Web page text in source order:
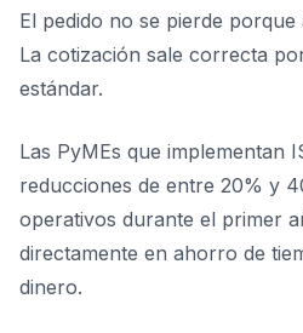
El pedido no se pierde
La cotización sale correcta
estándar.
Las PyMEs que implementan
reducciones de entre 20% y
operativos durante el primer
directamente en ahorro de
dinero.